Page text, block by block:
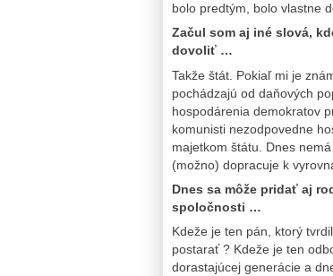
bolo predtým, bolo vlastne
Začul som aj iné slová,
dovoliť …
Takže štát. Pokiaľ mi je
pochádzajú od daňových
hospodárenia demokratov
komunisti nezodpovedne
majetkom štátu. Dnes
(možno) dopracuje k
Dnes sa môže pridať aj
spoločnosti …
Kdeže je ten pán, ktorý
postarať ? Kdeže je ten
dorastajúcej generácie a